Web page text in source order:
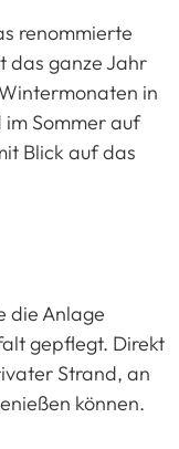
renommierte
das ganze Jahr
in
Sommer auf
Blick auf das
die Anlage
gepflegt. Direkt
Strand, an
können.